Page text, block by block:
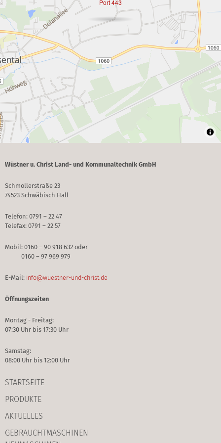
Port 443
Wüstner u. Christ Land- und Kommunaltechnik GmbH
Schmollerstraße 23
74523 Schwäbisch Hall
Telefon: 0791 – 22 47
Telefax: 0791 – 22 57
Mobil: 0160 – 90 918 632 oder
0160 – 97 969 979
E-Mail: info@wuestner-und-christ.de
Öffnungszeiten
Montag - Freitag:
07:30 Uhr bis 17:30 Uhr
Samstag:
08:00 Uhr bis 12:00 Uhr
STARTSEITE
PRODUKTE
AKTUELLES
GEBRAUCHT­MASCHINEN